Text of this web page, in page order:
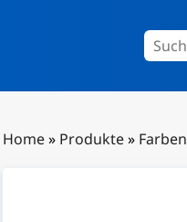
Home» Produkte» Farben